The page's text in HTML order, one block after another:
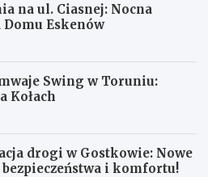
na ul. Ciasnej: Nocna
Domu Eskenów
Swing w Toruniu:
Kołach
drogi w Gostkowie: Nowe
i komfortu!